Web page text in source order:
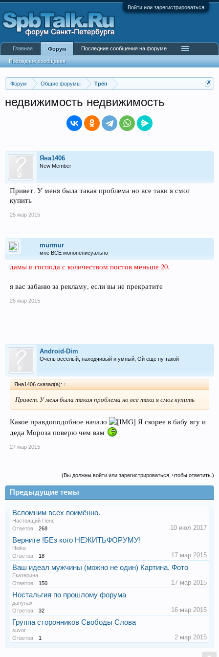
Войти или зарегистрироваться
Форум Общие форумы Трёп
недвижимость недвижимость
Яна1406
New Member
Привет. У меня была такая проблема но все таки я смог
купить
25 мар 2015
murmur
мне ВСЁ монопенисуально
дамы и господа с количеством постов меньше 20.
я вас забаню за рекламу, если вы не прекратите
25 мар 2015
Android-Dim
Очень веселый, находчивый и умный, Ой еще ну такой
Яна1406 сказал(а): ↑
Привет. У меня была такая проблема но все таки я смог купить
Какое правдоподобное начало
Я скорее в бабу ягу и
деда Мороза поверю чем вам
27 мар 2015
(Вы должны войти или зарегистрироваться, чтобы ответить.)
Предыдущие темы
Вспомним всех поимённо.
Настоящий Пенс
Ответов:
268 10 июл 2017
Верните !БЕз кого НЕЖИТЬФОРУМУ!
Heike
Ответов:
18 17 мар 2015
Ваш идеал мужчины (можно не один) Картина. Фото
Екатерина
Ответов:
150 17 мар 2015
Ностальгия по прошлому форума
данунах
Ответов:
32 16 мар 2015
Группа сторонников Свободы Слова
suvor
Ответов:
1 2 мар 2015
Главная Форум
Последние сообщения
Последние сообщения на форуме